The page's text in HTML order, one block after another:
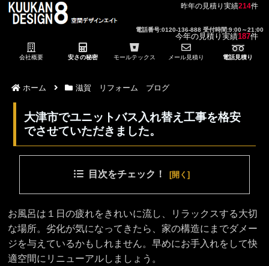
昨年の見積り実績214件
今年の見積り実績187件
電話番号:0120-136-888 受付時間:9:00～21:00
会社概要 安さの秘密 モールテックス メール見積り 電話見積り
ホーム 滋賀 リフォーム ブログ
大津市でユニットバス入れ替え工事を格安
でさせていただきました。
目次をチェック！
お風呂は１日の疲れをきれいに流し、リラックスする大切
な場所。劣化が気になってきたら、家の構造にまでダメー
ジを与えているかもしれません。早めにお手入れをして快
適空間にリニューアルしましょう。